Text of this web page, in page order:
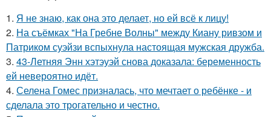
1. Я не знаю, как она это делает, но ей всё к лицу!
2. На съёмках "На Гребне Волны" между Киану ривзом и
Патриком суэйзи вспыхнула настоящая мужская дружба.
3. 43-Летняя Энн хэтэуэй снова доказала: беременность
ей невероятно идёт.
4. Селена Гомес призналась, что мечтает о ребёнке - и
сделала это трогательно и честно.